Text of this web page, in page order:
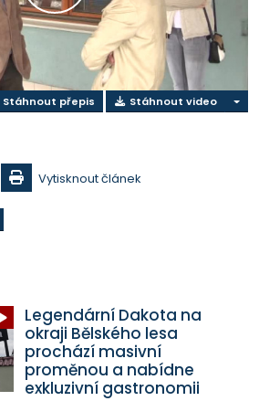
video
Stáhnout přepis Stáhnout video
Vytisknout článek
Legendární Dakota na
okraji Bělského lesa
prochází masivní
proměnou a nabídne
exkluzivní gastronomii